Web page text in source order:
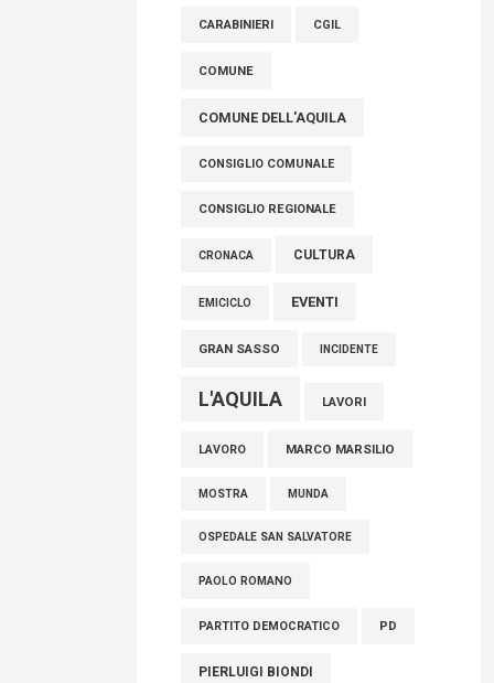
CARABINIERI CGIL
COMUNE
COMUNE DELL'AQUILA
CONSIGLIO COMUNALE
CONSIGLIO REGIONALE
CRONACA CULTURA
EMICICLO EVENTI
GRAN SASSO INCIDENTE
L'AQUILA LAVORI
LAVORO MARCO MARSILIO
MOSTRA MUNDA
OSPEDALE SAN SALVATORE
PAOLO ROMANO
PARTITO DEMOCRATICO PD
PIERLUIGI BIONDI